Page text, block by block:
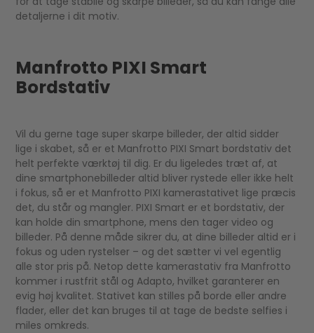
detaljerne i dit motiv.
Manfrotto PIXI Smart
Bordstativ
Vil du gerne tage super skarpe billeder, der altid sidder
lige i skabet, så er et Manfrotto PIXI Smart bordstativ det
helt perfekte værktøj til dig. Er du ligeledes træt af, at
dine smartphonebilleder altid bliver rystede eller ikke helt
i fokus, så er et Manfrotto PIXI kamerastativet lige præcis
det, du står og mangler. PIXI Smart er et bordstativ, der
kan holde din smartphone, mens den tager video og
billeder. På denne måde sikrer du, at dine billeder altid er i
fokus og uden rystelser – og det sætter vi vel egentlig
alle stor pris på. Netop dette kamerastativ fra Manfrotto
kommer i rustfrit stål og Adapto, hvilket garanterer en
evig høj kvalitet. Stativet kan stilles på borde eller andre
flader, eller det kan bruges til at tage de bedste selfies i
miles omkreds.